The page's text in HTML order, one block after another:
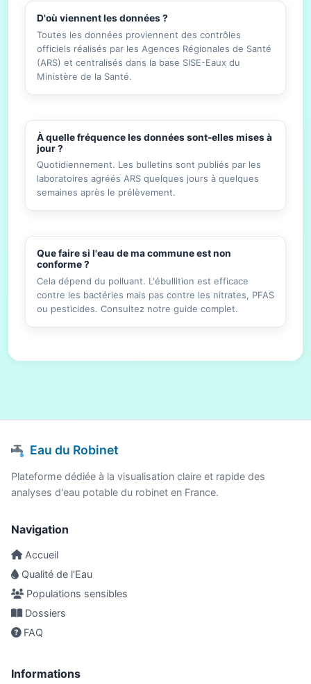
D'où viennent les données ?
Toutes les données proviennent des contrôles
officiels réalisés par les Agences Régionales de Santé
(ARS) et centralisés dans la base SISE-Eaux du
Ministère de la Santé.
À quelle fréquence les données sont-elles mises à
jour ?
Quotidiennement. Les bulletins sont publiés par les
laboratoires agréés ARS quelques jours à quelques
semaines après le prélèvement.
Que faire si l'eau de ma commune est non
conforme ?
Cela dépend du polluant. L'ébullition est efficace
contre les bactéries mais pas contre les nitrates, PFAS
ou pesticides. Consultez notre guide complet.
Eau du Robinet
Plateforme dédiée à la visualisation claire et rapide des
analyses d'eau potable du robinet en France.
Navigation
Accueil
Qualité de l'Eau
Populations sensibles
Dossiers
FAQ
Informations